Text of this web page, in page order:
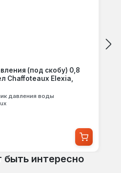
(под скобу) 0,8
Chaffoteaux Elexia,
давления воды
интересно